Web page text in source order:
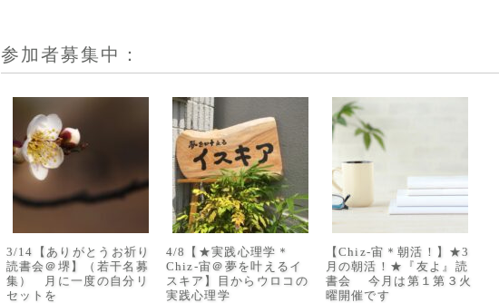
参加者募集中：
3/14【ありがとうお祈り
読書会＠堺】（若干名募
集） 月に一度の自分リ
セットを
4/8【★実践心理学＊
Chiz-宙＠夢を叶えるイ
スキア】目からウロコの
実践心理学
【Chiz-宙＊朝活！】★3
月の朝活！★『友よ』読
書会 今月は第１第３火
曜開催です